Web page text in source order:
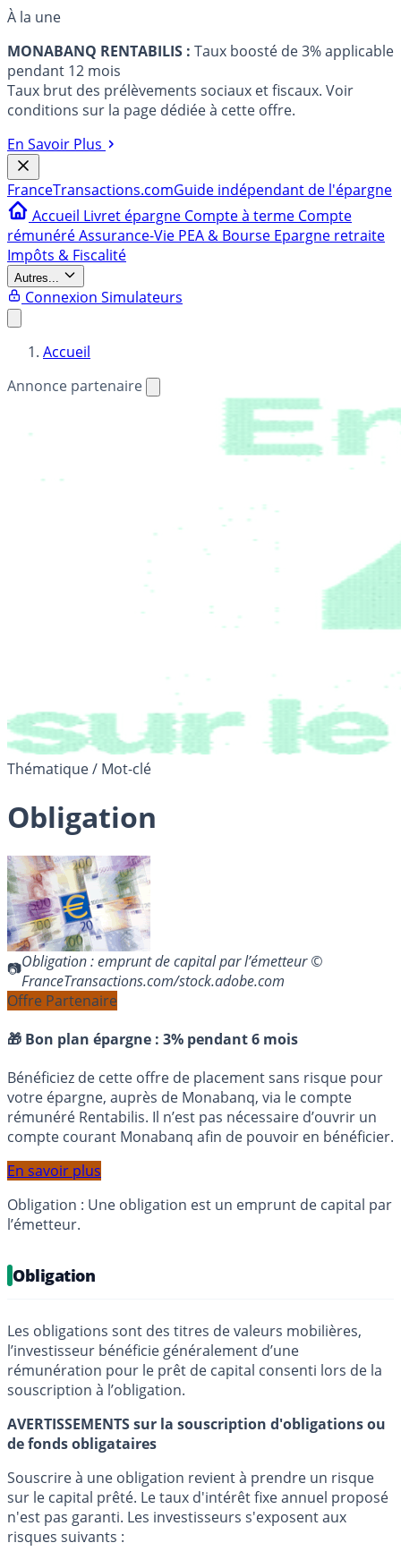
À la une
MONABANQ RENTABILIS : Taux boosté de 3% applicable
pendant 12 mois
Taux brut des prélèvements sociaux et fiscaux. Voir
conditions sur la page dédiée à cette offre.
En Savoir Plus
FranceTransactions.comGuide indépendant de l'épargne
Accueil Livret épargne Compte à terme Compte
rémunéréAssurance-Vie PEA & Bourse Epargne retraite
Impôts & Fiscalité
Autres...
Connexion Simulateurs
Accueil
Annonce partenaire
Thématique / Mot-clé
Obligation
Obligation : emprunt de capital par l’émetteur ©
FranceTransactions.com/stock.adobe.com
Offre Partenaire
🎁 Bon plan épargne : 3% pendant 6 mois
Bénéficiez de cette offre de placement sans risque pour
votre épargne, auprès de Monabanq, via le compte
rémunéré Rentabilis. Il n’est pas nécessaire d’ouvrir un
compte courant Monabanq afin de pouvoir en bénéficier.
En savoir plus
Obligation : Une obligation est un emprunt de capital par
l’émetteur.
Obligation
Les obligations sont des titres de valeurs mobilières,
l’investisseur bénéficie généralement d’une
rémunération pour le prêt de capital consenti lors de la
souscription à l’obligation.
AVERTISSEMENTS sur la souscription d'obligations ou
de fonds obligataires
Souscrire à une obligation revient à prendre un risque
sur le capital prêté. Le taux d'intérêt fixe annuel proposé
n'est pas garanti. Les investisseurs s'exposent aux
risques suivants :